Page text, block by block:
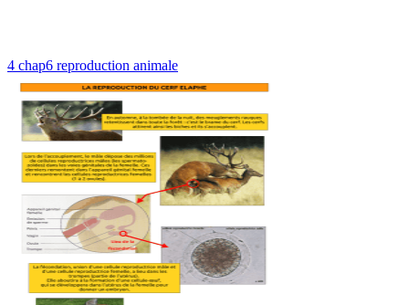
4 chap6 reproduction animale